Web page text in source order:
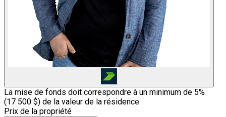
La mise de fonds doit correspondre à un minimum de 5%
(17 500 $) de la valeur de la résidence.
Prix de la propriété